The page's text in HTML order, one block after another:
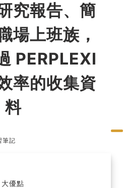
片盒筆
解問題
實戰
究報告、簡
場上班族，
PERPLEXI
率的收集資
料
筆記
優點